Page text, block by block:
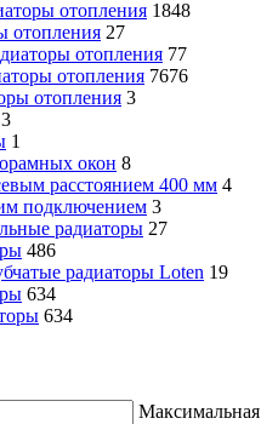
отопления 1848
отопления 27
отопления 77
отопления 7676
отопления 3
3
1
окон 8
расстоянием 400 мм 4
подключением 3
радиаторы 27
486
радиаторы Loten 19
634
634
Максимальная